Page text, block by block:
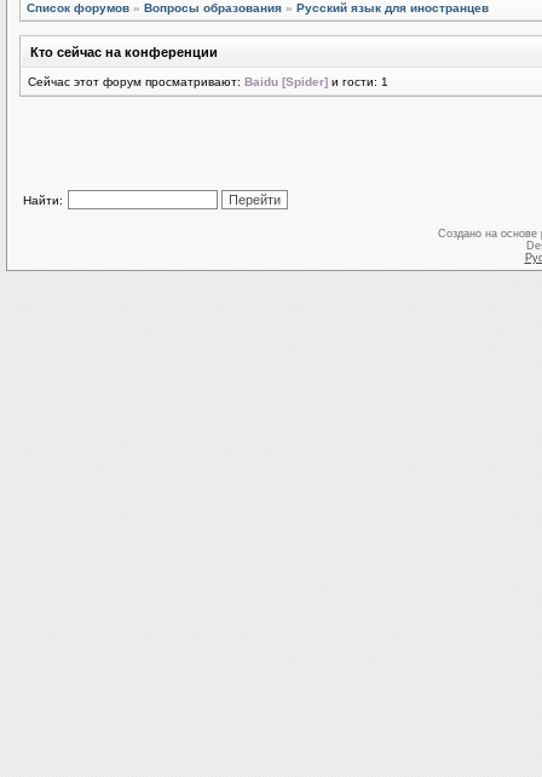
Список форумов » Вопросы образования » Русский язык для иностранцев
Кто сейчас на конференции
Сейчас этот форум просматривают: Baidu [Spider] и гости: 1
Найти:
Создано на основе